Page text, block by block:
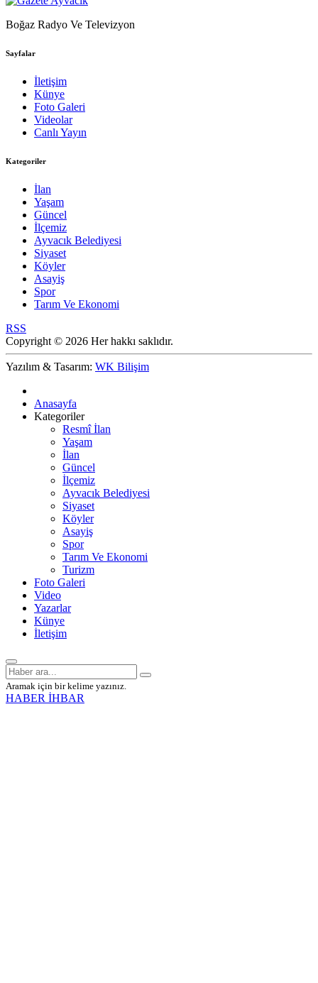
Boğaz Radyo Ve Televizyon
Sayfalar
İletişim
Künye
Foto Galeri
Videolar
Canlı Yayın
Kategoriler
İlan
Yaşam
Güncel
İlçemiz
Ayvacık Belediyesi
Siyaset
Köyler
Asayiş
Spor
Tarım Ve Ekonomi
RSS
Copyright © 2026 Her hakkı saklıdır.
Yazılım & Tasarım: WK Bilişim
Anasayfa
Kategoriler
Resmî İlan
Yaşam
İlan
Güncel
İlçemiz
Ayvacık Belediyesi
Siyaset
Köyler
Asayiş
Spor
Tarım Ve Ekonomi
Turizm
Foto Galeri
Video
Yazarlar
Künye
İletişim
Aramak için bir kelime yazınız.
HABER İHBAR